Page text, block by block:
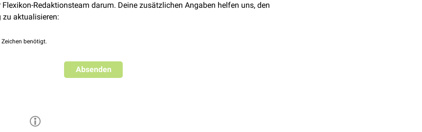
Redaktionsteam darum. Deine zusätzlichen Angaben helfen uns, den
aktualisieren:
benötigt.
Absenden